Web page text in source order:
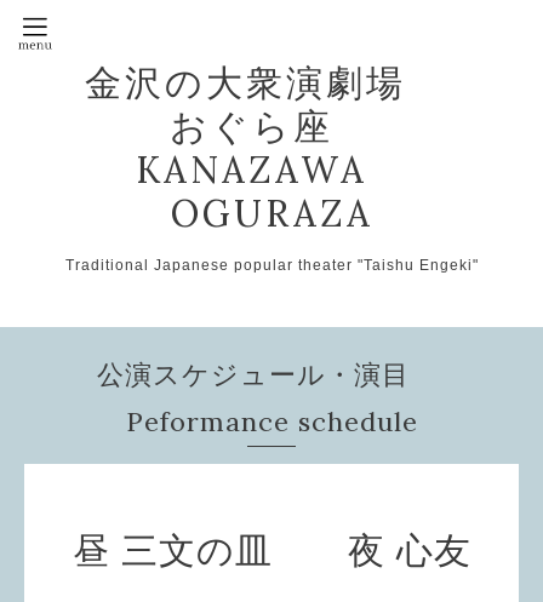
金沢の大衆演劇場
おぐら座
KANAZAWA
OGURAZA
Traditional Japanese popular theater "Taishu Engeki"
公演スケジュール・演目
Peformance schedule
昼 三文の皿 夜 心友